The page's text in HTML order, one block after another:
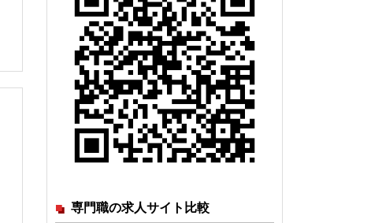
専門職の求人サイト比較